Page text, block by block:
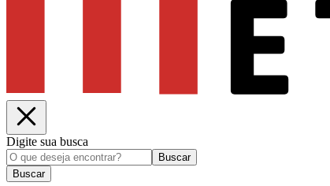
Digite sua busca
Buscar
Buscar